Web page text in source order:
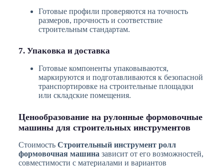
Готовые профили проверяются на точность
размеров, прочность и соответствие
строительным стандартам.
7. Упаковка и доставка
Готовые компоненты упаковываются,
маркируются и подготавливаются к безопасной
транспортировке на строительные площадки
или складские помещения.
Ценообразование на рулонные формовочные
машины для строительных инструментов
Стоимость Строительный инструмент ролл
формовочная машина зависит от его возможностей,
совместимости с материалами и вариантов